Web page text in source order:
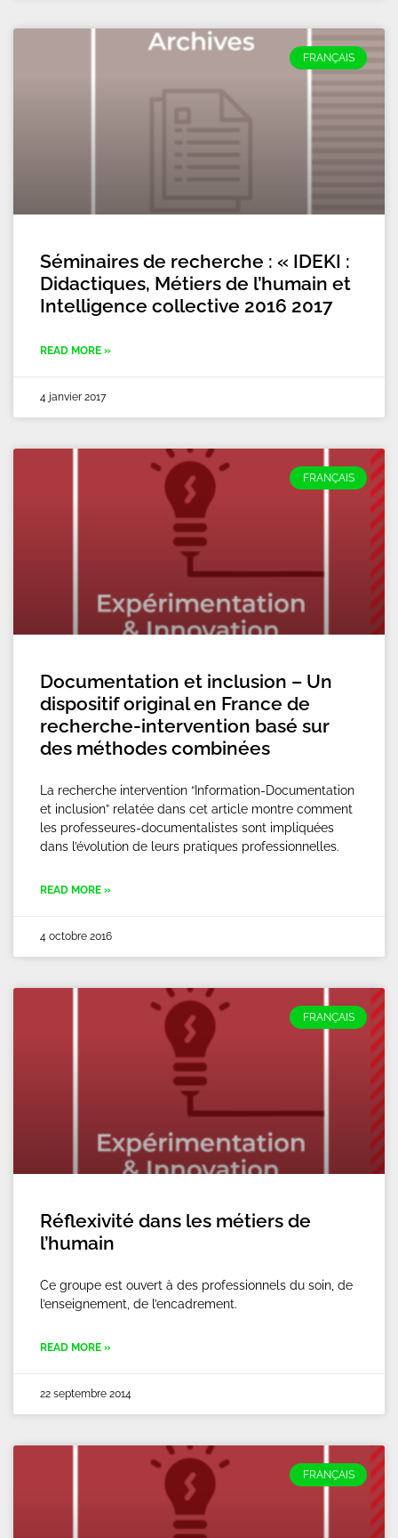
FRANÇAIS
Séminaires de recherche : « IDEKI :
Didactiques, Métiers de l’humain et
Intelligence collective 2016 2017
READ MORE »
4 janvier 2017
FRANÇAIS
Documentation et inclusion – Un
dispositif original en France de
recherche-intervention basé sur
des méthodes combinées
La recherche intervention “Information-Documentation
et inclusion” relatée dans cet article montre comment
les professeures-documentalistes sont impliquées
dans l’évolution de leurs pratiques professionnelles.
READ MORE »
4 octobre 2016
FRANÇAIS
Réflexivité dans les métiers de
l’humain
Ce groupe est ouvert à des professionnels du soin, de
l’enseignement, de l’encadrement.
READ MORE »
22 septembre 2014
FRANÇAIS